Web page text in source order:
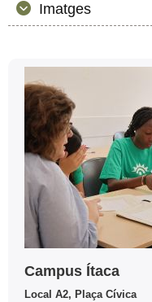
Imatges
Informació
complementària
Contacte
Campus Ítaca
Local A2, Plaça Cívica